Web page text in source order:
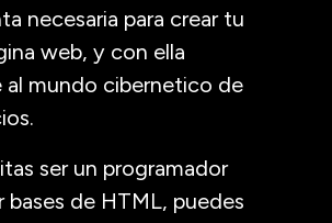
necesaria para crear tu
web, y con ella
al mundo cibernetico de
ser un programador
bases de HTML, puedes